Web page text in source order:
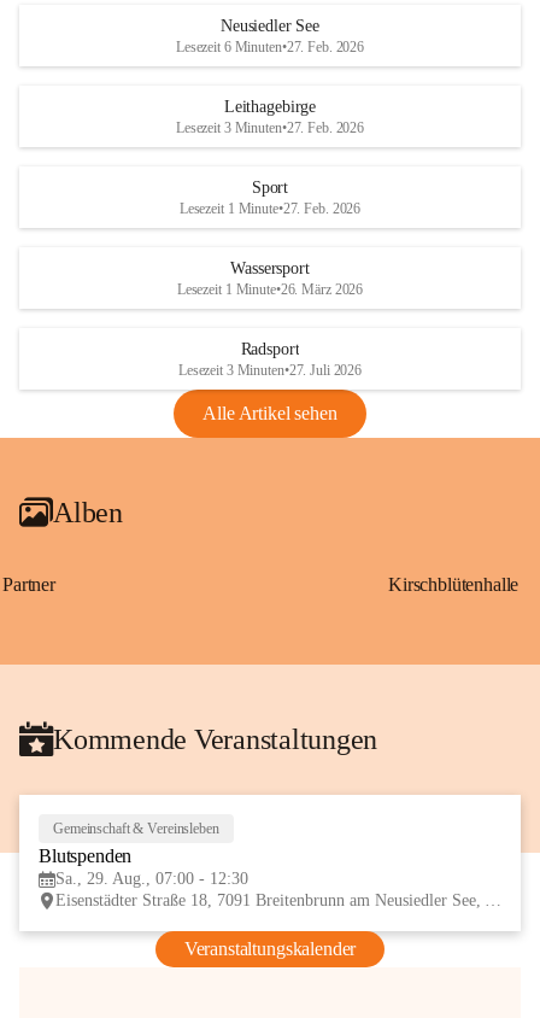
S
und den daraus folgenden wirtschaftlichen
Maßnahmen zur Bekämpfung
Rebe und der Amerikanischen
Anhang VBl. EU Nr. 18
1 Seite•1,4 MB
VBl. EU Nr. 18_2026
r
S
Neusiedler See
Lesezeit 6 Minuten•27. Feb. 2026
Leithagebirge
Lesezeit 3 Minuten•27. Feb. 2026
Sport
Lesezeit 1 Minute•27. Feb. 2026
Wassersport
Lesezeit 1 Minute•26. März 2026
Radsport
Lesezeit 3 Minuten•27. Juli 2026
Alle Artikel sehen
Alben
Partner Kirschblütenhalle
Kommende Veranstaltungen
Gemeinschaft & Vereinsleben
Blutspenden
Sa., 29. Aug., 07:00 - 12:30
Eisenstädter Straße 18, 7091 Breitenbrunn am Neusiedler See, AUT
Veranstaltungskalender